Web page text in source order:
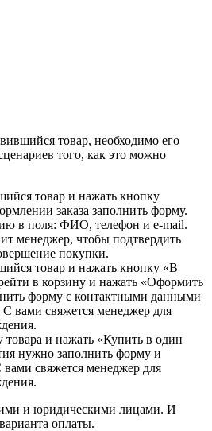
товар, необходимо его
того, как это можно
товар и нажать кнопку
заказа заполнить форму.
в поля: ФИО, телефон и e-mail.
менеджер, чтобы подтвердить
покупки.
товар и нажать кнопку «В
в корзину и нажать «Оформить
форму с контактными данными
С вами свяжется менеджер для
товара и нажать «Купить в один
нужно заполнить форму и
вами свяжется менеджер для
и юридическими лицами. И
оплаты.